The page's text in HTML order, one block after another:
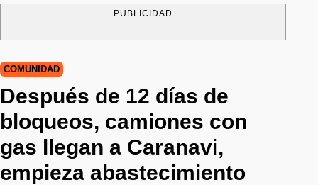
PUBLICIDAD
COMUNIDAD
Después de 12 días de
bloqueos, camiones con
gas llegan a Caranavi,
empieza abastecimiento